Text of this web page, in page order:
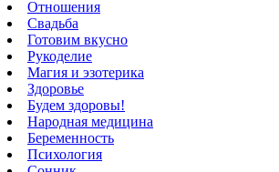
Отношения
Свадьба
Готовим вкусно
Рукоделие
Магия и эзотерика
Здоровье
Будем здоровы!
Народная медицина
Беременность
Психология